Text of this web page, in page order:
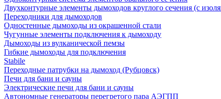
Двухконтурные элементы дымоходов круглого сечения (с
Переходники для дымоходов
Одностенные дымоходы из окрашенной стали
Чугунные элементы подключения к дымоходу
Дымоходы из вулканической пемзы
Гибкие дымоходы для подключения
Stabile
Переходные патрубки на дымоход (Рубцовск)
Печи для бани и сауны
Электрические печи для бани и сауны
Автономные генераторы перегретого пара АЭГПП